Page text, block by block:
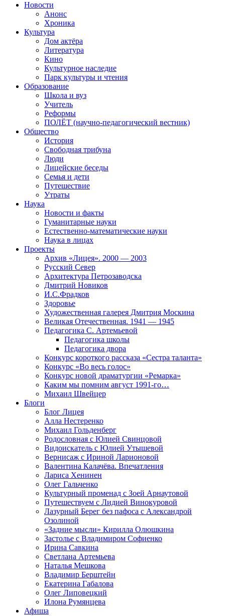
Новости
Анонс
Хроника
Культура
Дом актёра
Литература
Кино
Культурное наследие
Парк культуры и чтения
Образование
Школа и вуз
Учитель
Реформы
ПОЛЁТ (научно-педагогический вестник)
Общество
История
Свободная трибуна
Люди
Лицейские беседы
Семья и дети
Путешествие
Утраты
Наука
Новости и факты
Гуманитарные науки
Естественно-математические науки
Наука в лицах
Проекты
Архив «Лицея». 2000 — 2003
Русский Север
Архитектура Петрозаводска
Дмитрий Новиков
И.С.Фрадков
Здоровье
Художественная галерея Дмитрия Москина
Великая Отечественная. 1941 — 1945
Педагогика С. Артемьевой
Педагогика школы
Педагогика двора
Конкурс короткого рассказа «Сестра таланта»
Конкурс «Во весь голос»
Конкурс новой драматургии «Ремарка»
Каким мы помним август 1991-го…
Михаил Швейцер
Блоги
Блог Лицея
Алла Нестеренко
Михаил Гольденберг
Родословная с Юлией Свинцовой
Видоискатель с Юлией Утышевой
Вернисаж с Ириной Ларионовой
Валентина Калачёва. Впечатления
Лариса Хенинен
Олег Гальченко
Культурный променад с Зоей Арнаутовой
Путешествуем с Лидией Винокуровой
Лазурный Берег без пафоса с Александрой
Озолиной
«Задние мысли» Кирилла Олюшкина
Застолье с Владимиром Софиенко
Ирина Савкина
Светлана Артемьева
Наталья Мешкова
Владимир Берштейн
Екатерина Габалова
Олег Липовецкий
Илона Румянцева
Афиша